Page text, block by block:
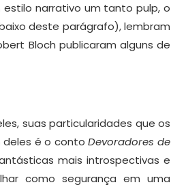
narrativo um tanto pulp, o
deste parágrafo), lembram
Bloch publicaram alguns de
suas particularidades que os
deles é o contoDevoradores de
mais introspectivas e
como segurança em uma